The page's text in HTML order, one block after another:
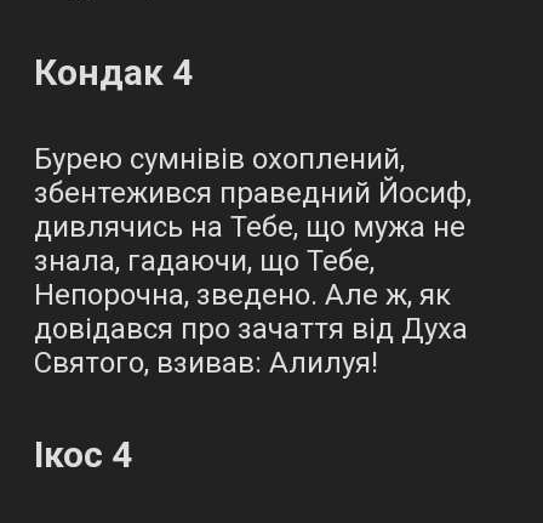
Кондак 4
Бурею сумнівів охоплений,
збентежився праведний Йосиф,
дивлячись на Тебе, що мужа не
знала, гадаючи, що Тебе,
Непорочна, зведено. Але ж, як
довідався про зачаття від Духа
Святого, взивав: Алилуя!
Ікос 4